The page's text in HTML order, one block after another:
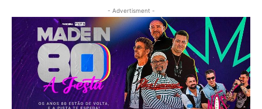
- Advertisment -